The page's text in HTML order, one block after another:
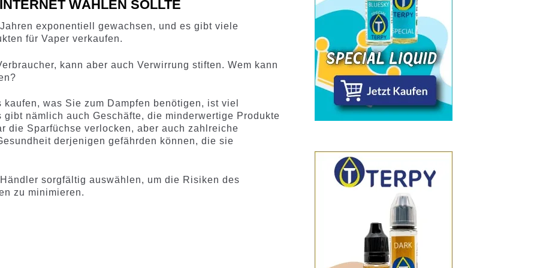
WÄHLEN SOLLTE
exponentiell gewachsen, und es gibt viele
für Vaper verkaufen.
kann aber auch Verwirrung stiften. Wem kann
was Sie zum Dampfen benötigen, ist viel
nämlich auch Geschäfte, die minderwertige Produkte
die Sparfüchse verlocken, aber auch zahlreiche
derjenigen gefährden können, die sie
sorgfältig auswählen, um die Risiken des
zu minimieren.